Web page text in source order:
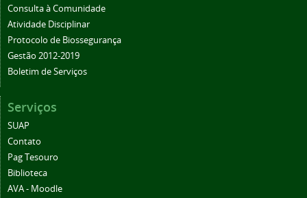
Consulta à Comunidade
Atividade Disciplinar
Protocolo de Biossegurança
Gestão 2012-2019
Boletim de Serviços
Serviços
SUAP
Contato
Pag Tesouro
Biblioteca
AVA - Moodle